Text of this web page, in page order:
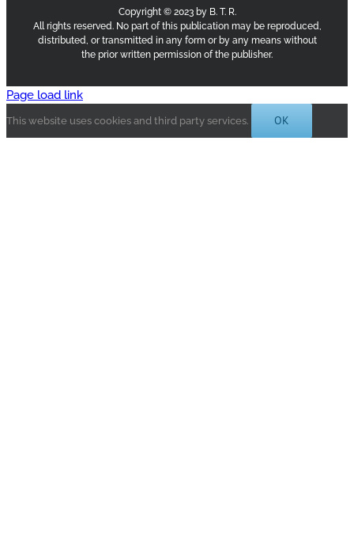
Copyright © 2023 by B. T. R.
All rights reserved. No part of this publication may be reproduced,
distributed, or transmitted in any form or by any means without
the prior written permission of the publisher.
Page load link
This website uses cookies and third party services. OK